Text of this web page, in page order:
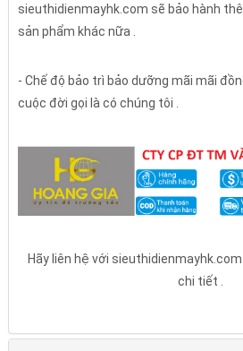
sieuthidienmayhk.com sẽ bảo hành
sản phẩm khác nữa .
- Chế độ bảo trì bảo dưỡng mãi mãi
cuộc đời gọi là có chúng tôi .
Hãy liên hệ với
chi tiết .